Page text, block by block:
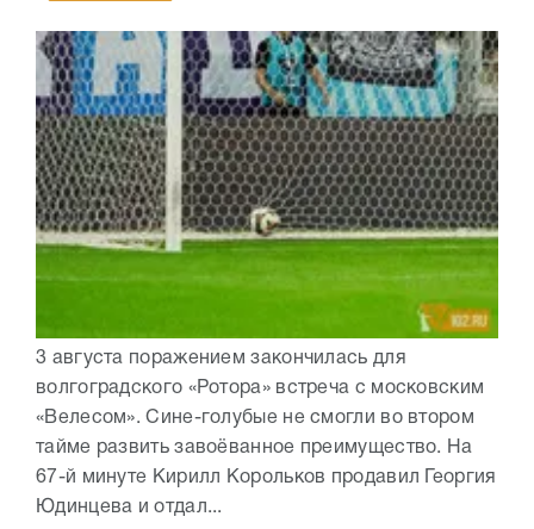
3 августа поражением закончилась для
волгоградского «Ротора» встреча с московским
«Велесом». Сине-голубые не смогли во втором
тайме развить завоёванное преимущество. На
67-й минуте Кирилл Корольков продавил Георгия
Юдинцева и отдал...